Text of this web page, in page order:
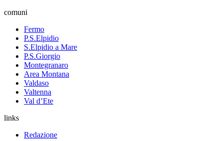
comuni
Fermo
P.S.Elpidio
S.Elpidio a Mare
P.S.Giorgio
Montegranaro
Area Montana
Valdaso
Valtenna
Val d’Ete
links
Redazione